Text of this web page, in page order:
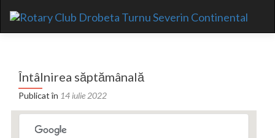
Întâlnirea săptămânală
Publicat în 14 iulie 2022